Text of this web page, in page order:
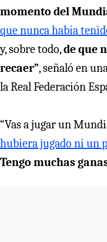
momento del
que nunca había
y, sobre todo,de que
recaer”, señaló en
la Real Federación
“Vas a jugar un
hubiera jugado ni un
Tengo muchas